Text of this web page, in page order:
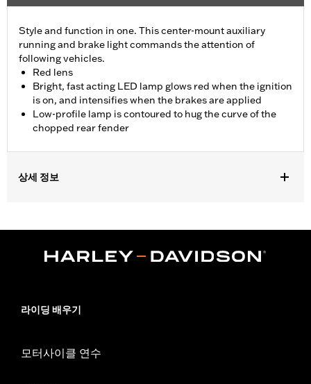
Style and function in one. This center-mount auxiliary
running and brake light commands the attention of
following vehicles.
Red lens
Bright, fast acting LED lamp glows red when the ignition
is on, and intensifies when the brakes are applied
Low-profile lamp is contoured to hug the curve of the
chopped rear fender
상세 정보
mount license plates
Installation Instructions
Sold In Units:Each
WARRANTY:1 year limited warranty – Go to
라이딩 배우기
모터사이클 연수